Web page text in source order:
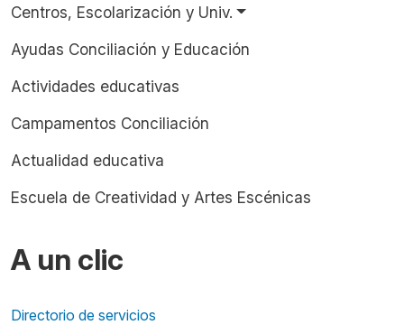
Centros, Escolarización y Univ.
Ayudas Conciliación y Educación
Actividades educativas
Campamentos Conciliación
Actualidad educativa
Escuela de Creatividad y Artes Escénicas
A un clic
Directorio de servicios